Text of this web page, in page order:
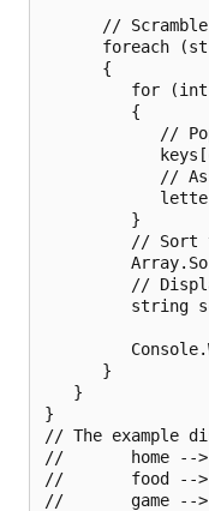
//
foreach
      {
for
         {
//
//
         }
// Sort
//
string
      }
   }
}
// The example
//       home -->
//       food -->
//       game -->